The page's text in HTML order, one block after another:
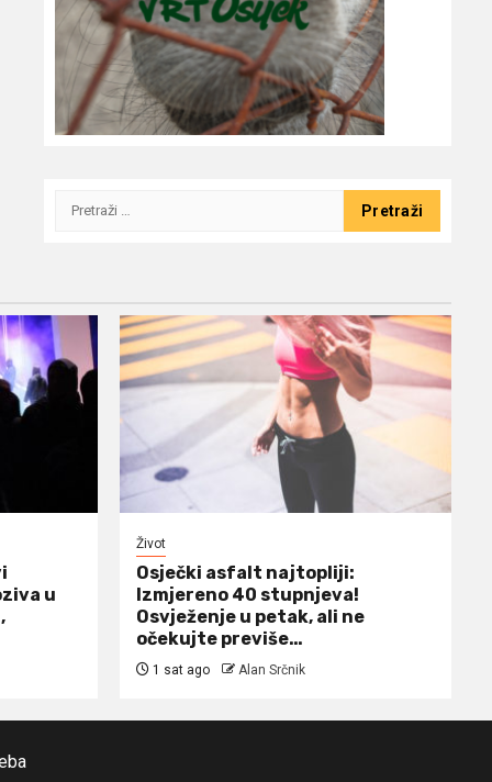
Pretraži:
u
Život
Osječki asfalt najtopliji:
Izmjereno 40 stupnjeva!
Osvježenje u petak, ali ne
očekujte previše…
1 sat ago Alan Srčnik